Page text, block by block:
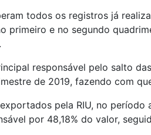
todos os registros já
primeiro e no segundo
responsável pelo salto
de 2019, fazendo com
pela RIU, no
por 48,18% do valor,